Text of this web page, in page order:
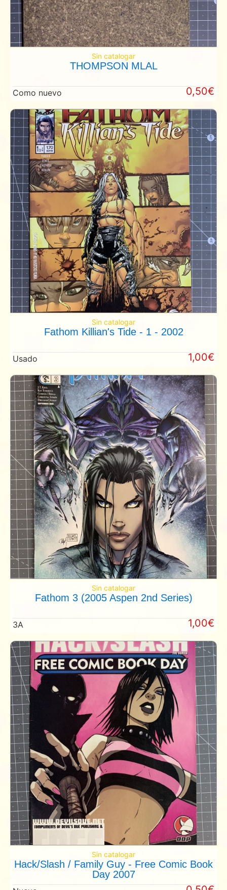
Sin catalogar
THOMPSON MLAL
Como nuevo 0,50€
Sin catalogar
Fathom Killian's Tide - 1 - 2002
Usado 1,00€
Sin catalogar
Fathom 3 (2005 Aspen 2nd Series)
3A 1,00€
Sin catalogar
Hack/Slash / Family Guy - Free Comic Book
Day 2007